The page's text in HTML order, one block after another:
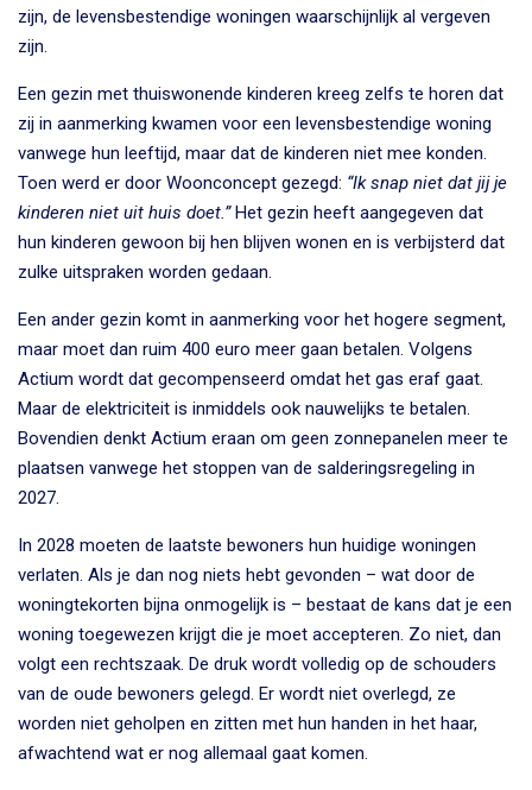
zijn, de levensbestendige woningen waarschijnlijk al vergeven
zijn.
Een gezin met thuiswonende kinderen kreeg zelfs te horen dat
zij in aanmerking kwamen voor een levensbestendige woning
vanwege hun leeftijd, maar dat de kinderen niet mee konden.
Toen werd er door Woonconcept gezegd: “Ik snap niet dat jij je
kinderen niet uit huis doet.”Het gezin heeft aangegeven dat
hun kinderen gewoon bij hen blijven wonen en is verbijsterd dat
zulke uitspraken worden gedaan.
Een ander gezin komt in aanmerking voor het hogere segment,
maar moet dan ruim 400 euro meer gaan betalen. Volgens
Actium wordt dat gecompenseerd omdat het gas eraf gaat.
Maar de elektriciteit is inmiddels ook nauwelijks te betalen.
Bovendien denkt Actium eraan om geen zonnepanelen meer te
plaatsen vanwege het stoppen van de salderingsregeling in
2027.
In 2028 moeten de laatste bewoners hun huidige woningen
verlaten. Als je dan nog niets hebt gevonden – wat door de
woningtekorten bijna onmogelijk is – bestaat de kans dat je een
woning toegewezen krijgt die je moet accepteren. Zo niet, dan
volgt een rechtszaak. De druk wordt volledig op de schouders
van de oude bewoners gelegd. Er wordt niet overlegd, ze
worden niet geholpen en zitten met hun handen in het haar,
afwachtend wat er nog allemaal gaat komen.